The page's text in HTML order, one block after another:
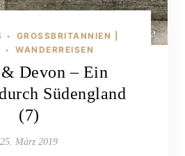
•
GROSSBRITANNIEN | I
• WANDERREISEN
Devon – Ein
Südengland
(7)
25. März 2019